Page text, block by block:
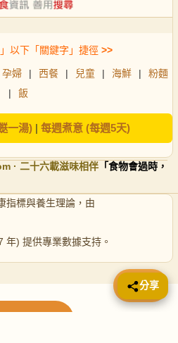
以下「關鍵字」捷徑 >>
孕婦 | 西餐 | 兒童 | 海鮮 |
粉麵
|
飯
一湯)| 每週煮意 (每週5天)
· 二十六載滋味相伴 「食物會過時，
指標與養生理論，由
年) 提供專業數據支持。
📤 分享
分享